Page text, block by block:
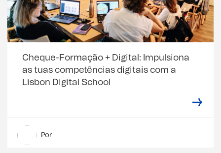
Cheque-Formação + Digital: Impulsiona
as tuas competências digitais com a
Lisbon Digital School
Por